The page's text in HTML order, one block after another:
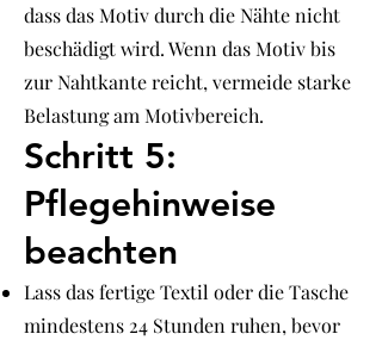
dass das Motiv durch die Nähte nicht
beschädigt wird. Wenn das Motiv bis
zur Nahtkante reicht, vermeide starke
Belastung am Motivbereich.
Schritt 5:
Pflegehinweise
beachten
Lass das fertige Textil oder die Tasche
mindestens 24 Stunden ruhen, bevor